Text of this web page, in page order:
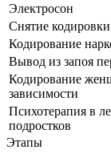
Электросон
Снятие кодировки
Кодирование
Вывод из запоя
Кодирование
зависимости
Психотерапия в
подростков
Этапы